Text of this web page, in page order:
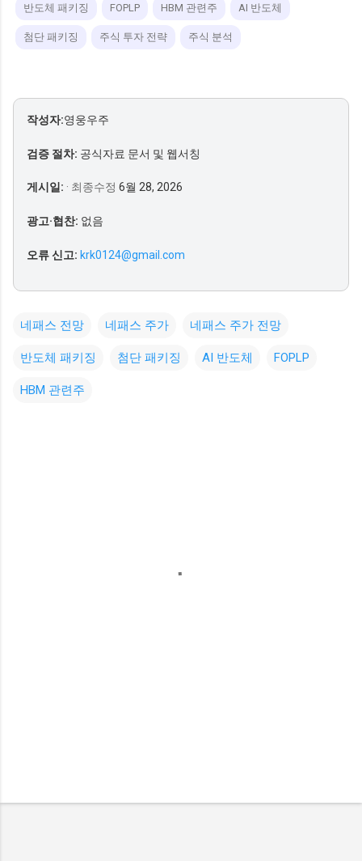
반도체 패키징 FOPLP HBM 관련주 AI 반도체
첨단 패키징 주식 투자 전략 주식 분석
작성자:영웅우주
검증 절차: 공식자료 문서 및 웹서칭
게시일: · 최종수정 6월 28, 2026
광고·협찬: 없음
오류 신고: krk0124@gmail.com
네패스 전망 네패스 주가 네패스 주가 전망
반도체 패키징 첨단 패키징 AI 반도체 FOPLP
HBM 관련주